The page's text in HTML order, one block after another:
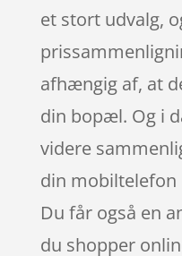
et stort udvalg,
afhængig af, at
din bopæl. Og i
videre
din mobiltelefon
Du får også en
du shopper